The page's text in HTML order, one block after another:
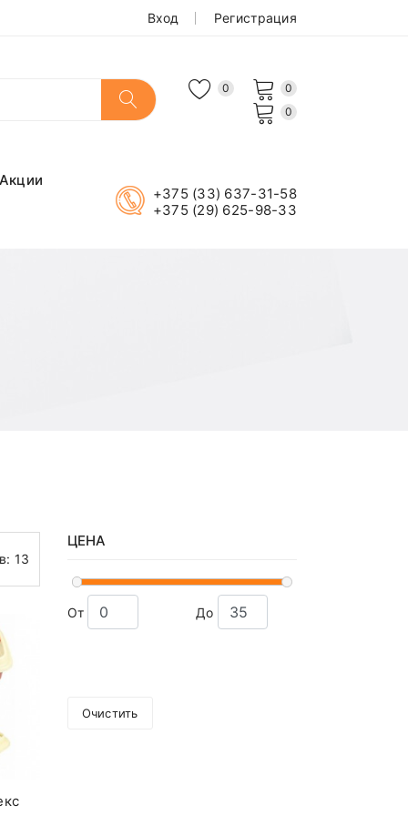
Вход Регистрация
0
0
0
+375 (33) 637-31-58
+375 (29) 625-98-33
13
ЦЕНА
От До
Очистить